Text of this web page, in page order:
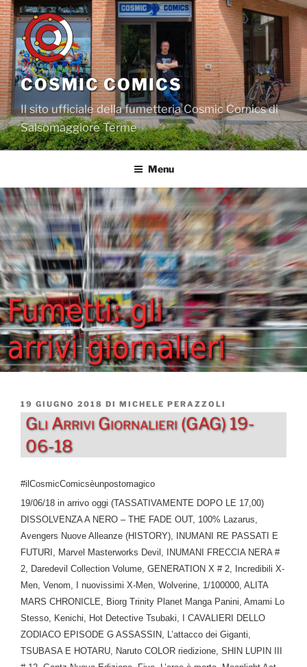
Salta
al
contenuto
COSMIC COMICS
Il sito ufficiale della fumetteria Cosmic Comics di
Salsomaggiore Terme
Menu
PUBBLICATO
IL
19 GIUGNO 2018 DI MICHELE PERAZZOLI
Gli Arrivi Giornalieri (GAG) 19-
06-18
#ilCosmicComicsèunpostomagico
19/06/18 in arrivo oggi (TASSATIVAMENTE DOPO LE 17,00)
DISSOLVENZA A NERO – THE FADE OUT, 100% Lazarus,
Avengers Nuove Alleanze (HISTORY), INUMANI RE PASSATI E
FUTURI, Marvel Masterworks Devil, INUMANI FRECCIA NERA #
2, Daredevil Collection Volume, GENERATION X # 2, Incredibili X-
Men, Venom, I nuovissimi X-Men, Wolverine, 1/100000, ALITA
MARS CHRONICLE, Biorg Trinity Planet Manga Panini, Amami Lo
Stesso, Kenichi, Hot Detective Tsubaki, I CAVALIERI DELLO
ZODIACO EPISODE G ASSASSIN, L’attacco dei Giganti,
TSUBASA E HOTARU, Naruto COLOR riedizione, SHIN LUPIN III